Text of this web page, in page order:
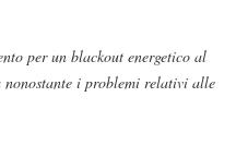
per un blackout energetico al
nonostante i problemi relativi alle